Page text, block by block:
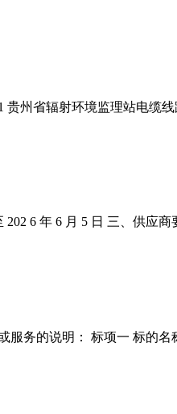
州省辐射环境监理站电缆
6 年 6 月 5 日 三、供应
务的说明： 标项一 标的名